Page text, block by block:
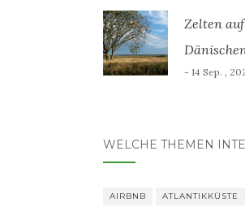
Zelten
- 14 Sep. ,
WELCHE THEMEN
AIRBNB ATLANTIKKÜSTE